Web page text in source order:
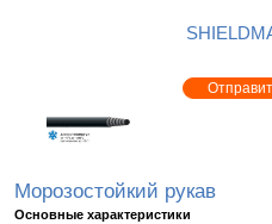
Мо­ро­зо­стой­кий рукав
Ос­нов­ные ха­рак­те­ри­сти­ки